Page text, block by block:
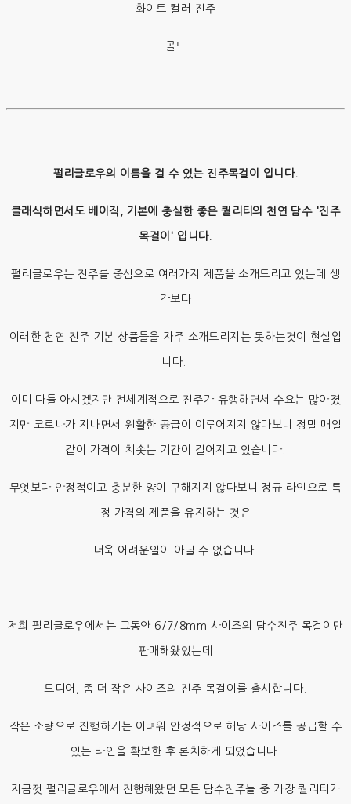
화이트 컬러 진주
골드
펄리글로우의 이름을 걸 수 있는 진주목걸이 입니다.
클래식하면서도 베이직, 기본에 충실한 좋은 퀄리티의 천연 담수 '진주
목걸이' 입니다.
펄리글로우는 진주를 중심으로 여러가지 제품을 소개드리고 있는데 생
각보다
이러한 천연 진주 기본 상품들을 자주 소개드리지는 못하는것이 현실입
니다.
이미 다들 아시겠지만 전세계적으로 진주가 유행하면서 수요는 많아졌
지만 코로나가 지나면서 원활한 공급이 이루어지지 않다보니 정말 매일
같이 가격이 치솟는 기간이 길어지고 있습니다.
무엇보다 안정적이고 충분한 양이 구해지지 않다보니 정규 라인으로 특
정 가격의 제품을 유지하는 것은
더욱 어려운일이 아닐 수 없습니다.
저희 펄리글로우에서는 그동안 6/7/8mm 사이즈의 담수진주 목걸이만
판매해왔었는데
드디어, 좀 더 작은 사이즈의 진주 목걸이를 출시합니다.
작은 소량으로 진행하기는 어려워 안정적으로 해당 사이즈를 공급할 수
있는 라인을 확보한 후 론치하게 되었습니다.
지금껏 펄리글로우에서 진행해왔던 모든 담수진주들 중 가장 퀄리티가